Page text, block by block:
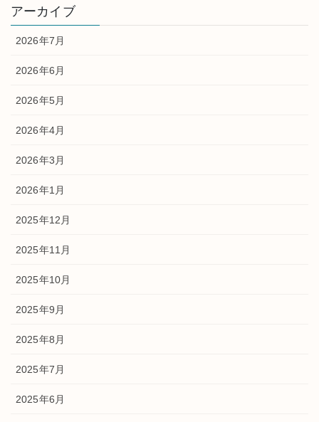
アーカイブ
2026年7月
2026年6月
2026年5月
2026年4月
2026年3月
2026年1月
2025年12月
2025年11月
2025年10月
2025年9月
2025年8月
2025年7月
2025年6月